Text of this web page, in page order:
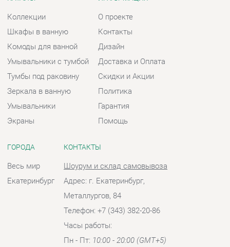
Умывальники
Экраны
Гарантия
Помощь
ГОРОДА
Весь мир
Екатеринбург
КОНТАКТЫ
Шоурум и склад самовывоза
Адрес: г. Екатеринбург,
Металлургов, 84
Телефон: +7 (343) 382-20-86
Пн - Пт:10:00 - 20:00 (GMT+5)
Отправить сообщение